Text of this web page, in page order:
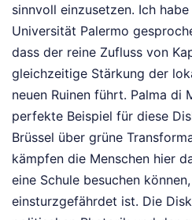
sinnvoll einzusetzen. Ich
Universität Palermo
dass der reine Zufluss von
gleichzeitige Stärkung der
neuen Ruinen führt. Palma di
perfekte Beispiel für diese
Brüssel über grüne
kämpfen die Menschen hier
eine Schule besuchen
einsturzgefährdet ist. Die